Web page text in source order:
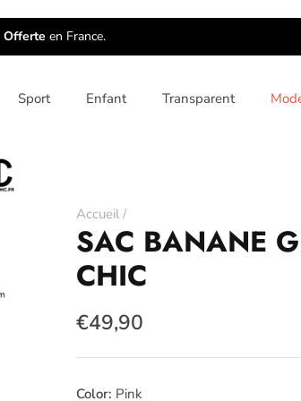
Offerteen France.
Sport Enfant Transparent
Accueil /
SAC BANANE
CHIC
€49,90
Color Pink